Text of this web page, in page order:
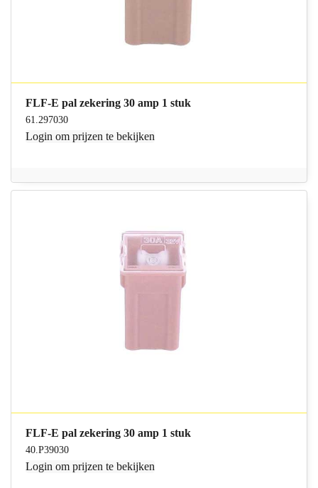
FLF-E pal zekering 30 amp 1 stuk
61.297030
Login om prijzen te bekijken
FLF-E pal zekering 30 amp 1 stuk
40.P39030
Login om prijzen te bekijken